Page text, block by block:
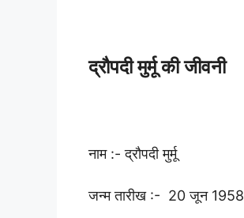
द्रौपदी मुर्मू की जीवनी
नाम :- द्रौपदी मुर्मू
जन्म तारीख :- 20 जून 1958